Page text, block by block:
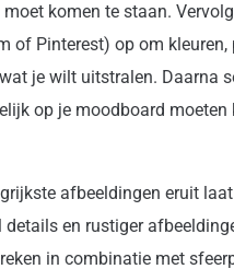
komen te staan.
of Pinterest) op om
je wilt uitstralen. Daarna
op je moodboard
afbeeldingen eruit
en rustiger
in combinatie met